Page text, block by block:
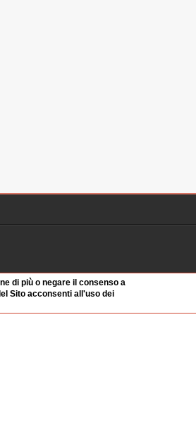
di più o negare il consenso a
Sito acconsenti all'uso dei